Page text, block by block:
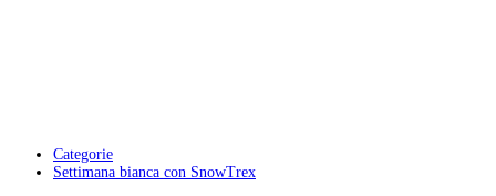
Categorie
Settimana bianca con SnowTrex